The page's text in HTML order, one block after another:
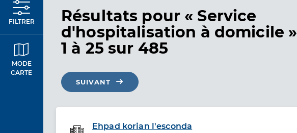
FILTRER
MODE
CARTE
Résultats dans Annuaire
pour « Service
d'hospitalisation à domicile »
1 à 25 sur 485
SUIVANT
Ehpad korian l'esconda